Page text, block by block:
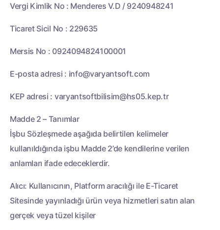
Vergi Kimlik No : Menderes V.D / 9240948241
Ticaret Sicil No : 229635
Mersis No : 0924094824100001
E-posta adresi : info@varyantsoft.com
KEP adresi : varyantsoftbilisim@hs05.kep.tr
Madde 2 – Tanımlar
İşbu Sözleşmede aşağıda belirtilen kelimeler
kullanıldığında işbu Madde 2’de kendilerine verilen
anlamları ifade edeceklerdir.
Alıcı: Kullanıcının, Platform aracılığı ile E-Ticaret
Sitesinde yayınladığı ürün veya hizmetleri satın alan
gerçek veya tüzel kişiler